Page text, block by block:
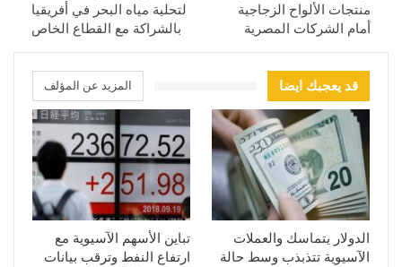
منتجات الألواح الزجاجية
أمام الشركات المصرية
لتحلية مياه البحر في أفريقيا
بالشراكة مع القطاع الخاص
قد يعجبك ايضا المزيد عن المؤلف
الدولار يتماسك والعملات
الآسيوية تتذبذب وسط حالة
تباين الأسهم الآسيوية مع
ارتفاع النفط وترقب بيانات